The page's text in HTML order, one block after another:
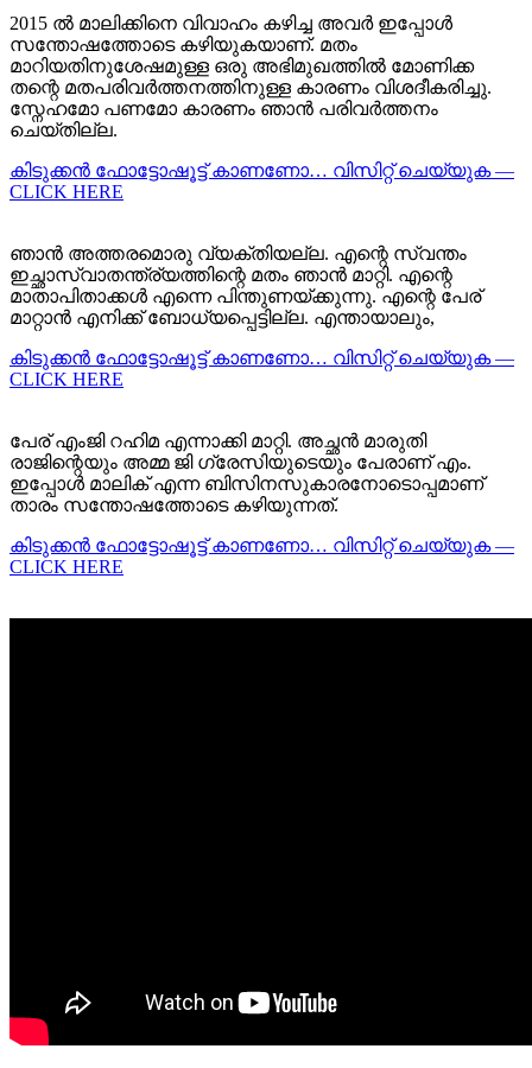
2015 ൽ മാലിക്കിനെ വിവാഹം കഴിച്ച അവർ ഇപ്പോൾ
സന്തോഷത്തോടെ കഴിയുകയാണ്. മതം
മാറിയതിനുശേഷമുള്ള ഒരു അഭിമുഖത്തിൽ മോണിക്ക
തന്റെ മതപരിവർത്തനത്തിനുള്ള കാരണം വിശദീകരിച്ചു.
സ്നേഹമോ പണമോ കാരണം ഞാൻ പരിവർത്തനം
ചെയ്തില്ല.
കിടുക്കന്‍ ഫോട്ടോഷൂട്ട്‌ കാണണോ… വിസിറ്റ് ചെയ്യുക —
CLICK HERE
ഞാൻ അത്തരമൊരു വ്യക്തിയല്ല. എന്റെ സ്വന്തം
ഇച്ഛാസ്വാതന്ത്ര്യത്തിന്റെ മതം ഞാൻ മാറ്റി. എന്റെ
മാതാപിതാക്കൾ എന്നെ പിന്തുണയ്ക്കുന്നു. എന്റെ പേര്
മാറ്റാൻ എനിക്ക് ബോധ്യപ്പെട്ടില്ല. എന്തായാലും,
കിടുക്കന്‍ ഫോട്ടോഷൂട്ട്‌ കാണണോ… വിസിറ്റ് ചെയ്യുക —
CLICK HERE
പേര് എം‌ജി റഹിമ എന്നാക്കി മാറ്റി. അച്ഛൻ മാരുതി
രാജിന്റെയും അമ്മ ജി ഗ്രേസിയുടെയും പേരാണ് എം.
ഇപ്പോൾ മാലിക് എന്ന ബിസിനസുകാരനോടൊപ്പമാണ്
താരം സന്തോഷത്തോടെ കഴിയുന്നത്.
കിടുക്കന്‍ ഫോട്ടോഷൂട്ട്‌ കാണണോ… വിസിറ്റ് ചെയ്യുക —
CLICK HERE